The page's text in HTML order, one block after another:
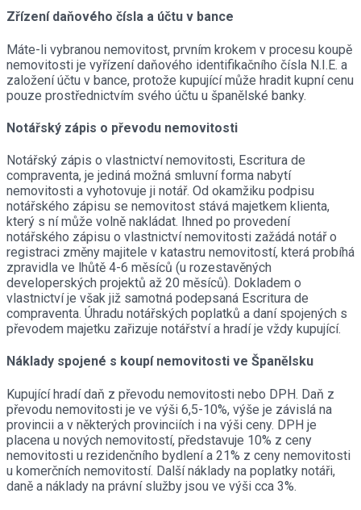
Zřízení daňového čísla a účtu v bance
Máte-li vybranou nemovitost, prvním krokem v procesu koupě
nemovitosti je vyřízení daňového identifikačního čísla N.I.E. a
založení účtu v bance, protože kupující může hradit kupní cenu
pouze prostřednictvím svého účtu u španělské banky.
Notářský zápis o převodu nemovitosti
Notářský zápis o vlastnictví nemovitosti, Escritura de
compraventa, je jediná možná smluvní forma nabytí
nemovitosti a vyhotovuje ji notář. Od okamžiku podpisu
notářského zápisu se nemovitost stává majetkem klienta,
který s ní může volně nakládat. Ihned po provedení
notářského zápisu o vlastnictví nemovitosti zažádá notář o
registraci změny majitele v katastru nemovitostí, která probíhá
zpravidla ve lhůtě 4-6 měsíců (u rozestavěných
developerských projektů až 20 měsíců). Dokladem o
vlastnictví je však již samotná podepsaná Escritura de
compraventa. Úhradu notářských poplatků a daní spojených s
převodem majetku zařizuje notářství a hradí je vždy kupující.
Náklady spojené s koupí nemovitosti ve Španělsku
Kupující hradí daň z převodu nemovitosti nebo DPH. Daň z
převodu nemovitosti je ve výši 6,5-10%, výše je závislá na
provincii a v některých provinciích i na výši ceny. DPH je
placena u nových nemovitostí, představuje 10% z ceny
nemovitosti u rezidenčního bydlení a 21% z ceny nemovitosti
u komerčních nemovitostí. Další náklady na poplatky notáři,
daně a náklady na právní služby jsou ve výši cca 3%.